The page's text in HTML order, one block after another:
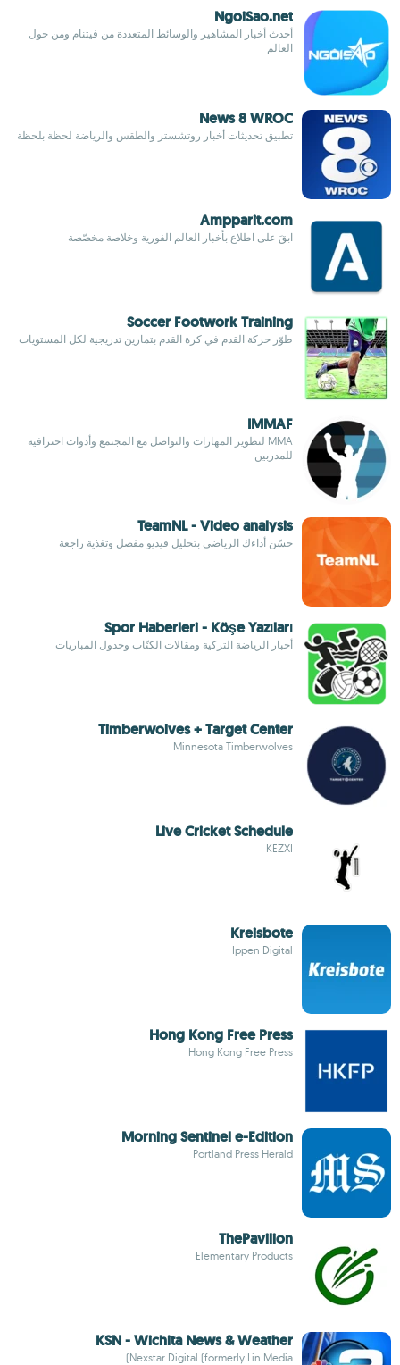
NgoiSao.net
أحدث أخبار المشاهير والوسائط المتعددة من فيتنام ومن حول
العالم
News 8 WROC
تطبيق تحديثات أخبار روتشستر والطقس والرياضة لحظة بلحظة
Ampparit.com
ابقَ على اطلاع بأخبار العالم الفورية وخلاصة مخصّصة
Soccer Footwork Training
طوّر حركة القدم في كرة القدم بتمارين تدريجية لكل المستويات
IMMAF
MMA لتطوير المهارات والتواصل مع المجتمع وأدوات احترافية
للمدربين
TeamNL - Video analysis
حسّن أداءك الرياضي بتحليل فيديو مفصل وتغذية راجعة
Spor Haberleri - Köşe Yazıları
أخبار الرياضة التركية ومقالات الكتّاب وجدول المباريات
Timberwolves + Target Center
Minnesota Timberwolves
Live Cricket Schedule
KEZXI
Kreisbote
Ippen Digital
Hong Kong Free Press
Hong Kong Free Press
Morning Sentinel e-Edition
Portland Press Herald
ThePavilion
Elementary Products
KSN - Wichita News & Weather
Nexstar Digital (formerly Lin Media)